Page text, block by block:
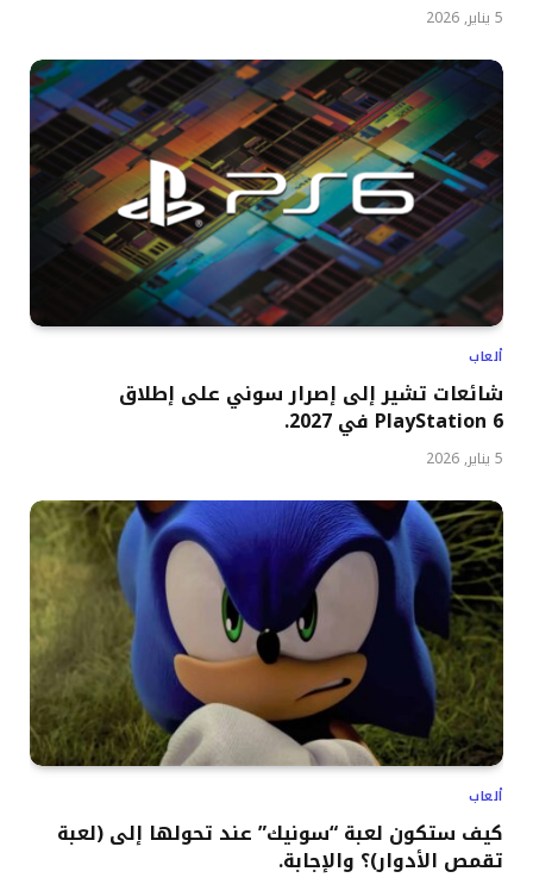
5 يناير, 2026
ألعاب
شائعات تشير إلى إصرار سوني على إطلاق
PlayStation 6 في 2027.
5 يناير, 2026
ألعاب
كيف ستكون لعبة “سونيك” عند تحولها إلى (لعبة
تقمص الأدوار)؟ والإجابة.